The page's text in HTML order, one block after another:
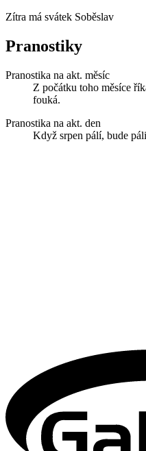
Zítra má svátek Soběslav
Pranostiky
Pranostika na akt. měsíc
Z počátku toho měsíce
fouká.
Pranostika na akt. den
Když srpen pálí, bude